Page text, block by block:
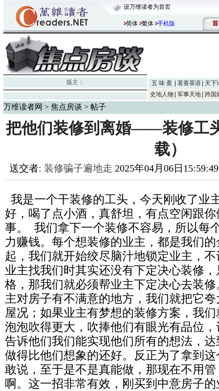
设万维读者为首页
简体 繁体 手机版 首
版主： 五 味 斋 茗香茶语
天下
史地人物
军事天地 跨国
万维读者网 > 焦点房谈 > 帖子
把他们装修到离婚——装修工
载）
送交者: 装修骗子遍地走 2025年04月06日
我是一个干装修的工头，今天刚收了业
好，喝了点小酒，真舒坦，有点空闲跟
事。 我们拿下一个装修不容易，所以每
力赚钱。每个想装修的业主，都是我们
起，我们就开始绞尽脑汁地锁定业主，
业主找我们时其实还没有下定决心装修
格，那我们就必须帮业主下定决心去装
主对房子有不满意的地方，我们就把它
屋况；如果业主有梦想的装修方案，我
泡泡吹得更大，吹捧他们有眼光有品位
告诉他们我们能实现他们所有的想法，
做得比他们想象的还好。反正为了拿到
敢说，至于是不是真能做，那现在不用
啊。这一招非常有效，刚买到中意房子